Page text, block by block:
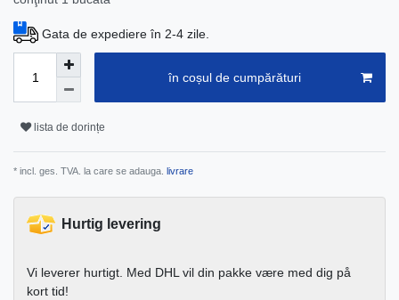
Gata de expediere în 2-4 zile.
în coșul de cumpărături
lista de dorințe
* incl. ges. TVA. la care se adauga. livrare
Hurtig levering
Vi leverer hurtigt. Med DHL vil din pakke være med dig på
kort tid!